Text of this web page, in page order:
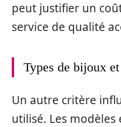
peut justifier un
service de qualité
Types de bijoux
Un autre critère
utilisé. Les modèles